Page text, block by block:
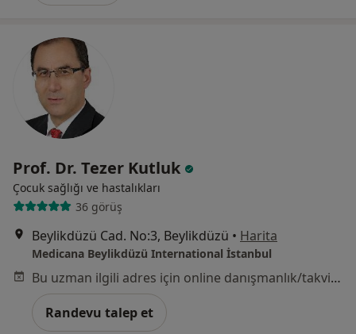
Prof. Dr. Tezer Kutluk
Çocuk sağlığı ve hastalıkları
36 görüş
Beylikdüzü Cad. No:3, Beylikdüzü • Harita
Medicana Beylikdüzü International İstanbul
Bu uzman ilgili adres için online danışmanlık/takvim sunmuyor.
Randevu talep et